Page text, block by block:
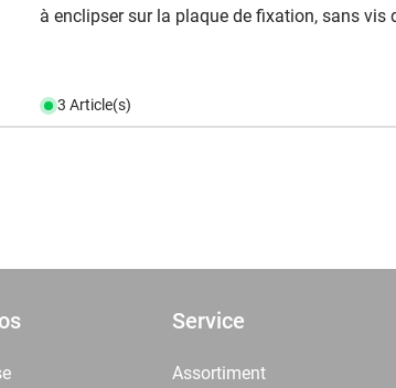
à enclipser sur la plaque de fixation, sans vis
3 Article(s)
Service
Assortiment